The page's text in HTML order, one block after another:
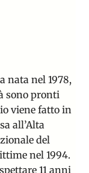
nata nel 1978,
sono pronti
viene fatto in
all’Alta
del
nel 1994.
11 anni